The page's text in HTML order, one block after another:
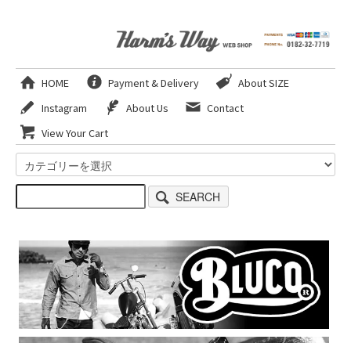
HOME Payment & Delivery
About SIZE
Instagram
About Us
Contact
View Your Cart
SEARCH